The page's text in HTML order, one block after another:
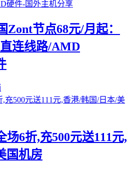
Zont节点68元/月起：
连线路/AMD
场6折,充500元送111元,
国机房